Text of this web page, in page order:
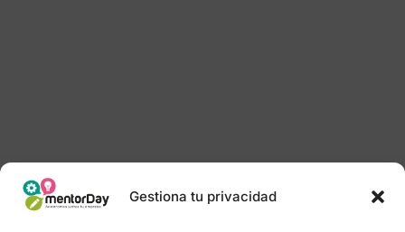
Gestiona tu privacidad